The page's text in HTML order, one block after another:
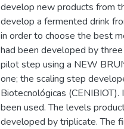
develop new products from
develop a fermented drink
in order to choose the best
had been developed by
pilot step using a NEW
one; the scaling step
Biotecnológicas
been used. The levels
developed by triplicate. The